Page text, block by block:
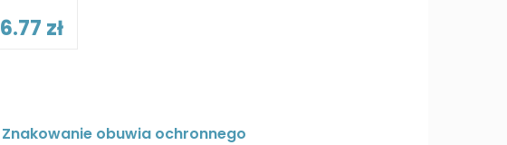
6.77 zł
Znakowanie obuwia ochronnego